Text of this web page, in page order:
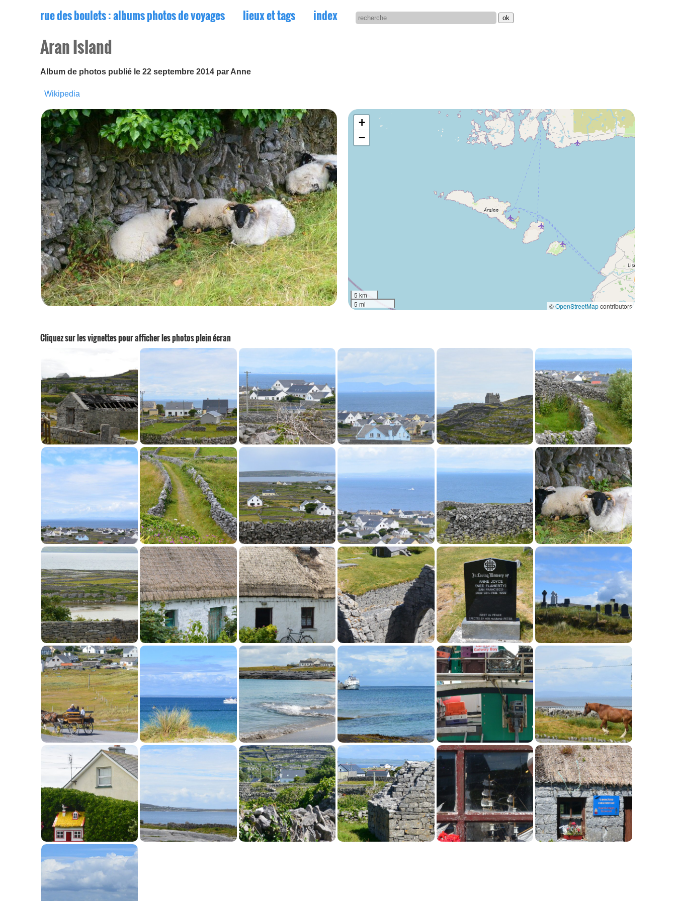
rue des boulets: albums photos de voyages lieux et tags index
Aran Island
Album de photos publié le 22 septembre 2014 par Anne
Wikipedia
+
−
5 km
5 mi
©OpenStreetMapcontributors
Cliquez sur les vignettes pour afficher les photos plein écran